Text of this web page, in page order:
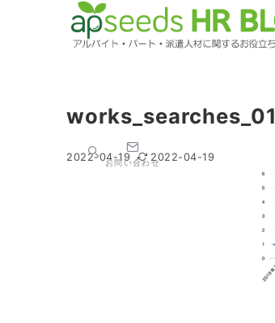
お問い合わせ
works_searches_01
2022-04-19 2022-04-19